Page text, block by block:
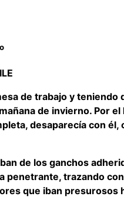
de trabajo y teniendo
de invierno. Por
desaparecía con él,
de los ganchos
penetrante, trazando
que iban presurosos